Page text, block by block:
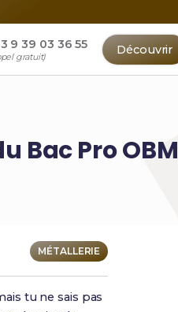
9 39 03 36 55
gratuit)
Découvrir
Bac Pro OBM
MÉTALLERIE
tu ne sais pas